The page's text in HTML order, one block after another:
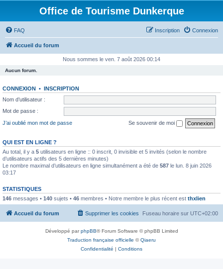
Office de Tourisme Dunkerque
FAQ Connexion
Inscription
Accueil du forum
Nous sommes le ven. 7 août 2026 00:14
Aucun forum.
CONNEXION • INSCRIPTION
Nom d’utilisateur :
Mot de passe :
J’ai oublié mon mot de passe
Se souvenir de moi
QUI EST EN LIGNE ?
Au total, il y a 5 utilisateurs en ligne :: 0 inscrit, 0 invisible et 5 invités (selon le nombre
d’utilisateurs actifs des 5 dernières minutes)
Le nombre maximal d’utilisateurs en ligne simultanément a été de 587 le lun. 8 juin 2026
03:17
STATISTIQUES
146 messages • 140 sujets • 46 membres • Notre membre le plus récent est thxlien
Accueil du forum Fuseau horaire sur UTC+02:00
Supprimer les cookies
Développé parphpBB® Forum Software © phpBB Limited
Traduction française officielle ©Qiaeru
Confidentialité | Conditions